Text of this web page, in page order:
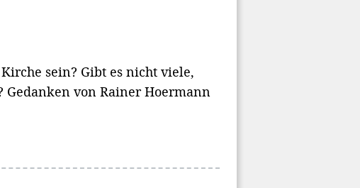
sein? Gibt es nicht viele,
Gedanken von Rainer Hoermann